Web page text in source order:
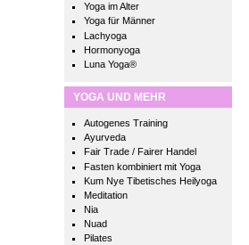
Yoga im Alter
Yoga für Männer
Lachyoga
Hormonyoga
Luna Yoga®
YOGA UND MEHR
Autogenes Training
Ayurveda
Fair Trade / Fairer Handel
Fasten kombiniert mit Yoga
Kum Nye Tibetisches Heilyoga
Meditation
Nia
Nuad
Pilates